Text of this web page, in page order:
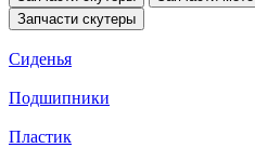
Запчасти скутеры
Сиденья
Подшипники
Пластик